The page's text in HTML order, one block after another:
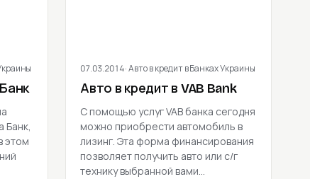
Банк,
этом
07.03.2014· Авто в кредит в Банках Украины
Авто в кредит в VAB Bank
С помощью услуг VAB банка сегодня
можно приобрести автомобиль в
лизинг. Эта форма финансирования
позволяет получить авто или с/г
технику выбранной вами…